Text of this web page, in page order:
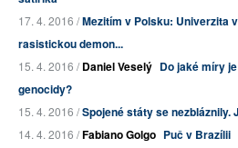
17. 4. 2016 /Mezitím v Polsku: Univerzita
rasistickou demon...
15. 4. 2016 /Daniel Veselý Do jaké míry
genocidy?
15. 4. 2016 /Spojené státy se nezbláznily.
14. 4. 2016 /Fabiano Golgo Puč v Brazílii